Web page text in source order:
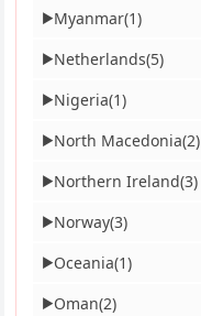
▶Myanmar(1)
▶Netherlands(5)
▶Nigeria(1)
▶North Macedonia(2)
▶Northern Ireland(3)
▶Norway(3)
▶Oceania(1)
▶Oman(2)